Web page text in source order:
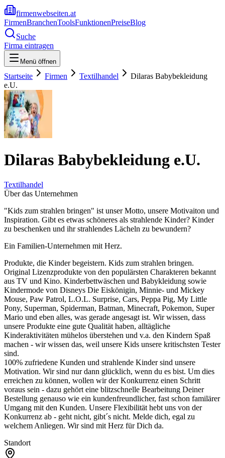
firmenwebseiten.at
FirmenBranchenToolsFunktionenPreiseBlog
Suche
Firma eintragen
Menü öffnen
Startseite Firmen Textilhandel
Dilaras Babybekleidung
e.U.
Dilaras Babybekleidung e.U.
Textilhandel
Über das Unternehmen
"Kids zum strahlen bringen" ist unser Motto, unsere Motivaiton und
Inspiration. Gibt es etwas schöneres als strahlende Kinder? Kinder
zu beschenken und ihr strahlendes Lächeln zu bewundern?
Ein Familien-Unternehmen mit Herz.
Produkte, die Kinder begeistern. Kids zum strahlen bringen.
Original Lizenzprodukte von den populärsten Charakteren bekannt
aus TV und Kino. Kinderbettwäschen und Babykleidung sowie
Kindermode von Disneys Die Eiskönigin, Minnie- und Mickey
Mouse, Paw Patrol, L.O.L. Surprise, Cars, Peppa Pig, My Little
Pony, Superman, Spiderman, Batman, Minecraft, Pokemon, Super
Mario und eben alles, was gerade angesagt ist. Wir wissen, dass
unsere Produkte eine gute Qualität haben, alltägliche
Kinderaktivitäten mühelos überstehen und v.a. den Kindern Spaß
machen - wir wissen das, weil unsere Kids unsere kritischsten Tester
sind.
100% zufriedene Kunden und strahlende Kinder sind unsere
Motivation. Wir sind nur dann glücklich, wenn du es bist. Um dies
erreichen zu können, wollen wir der Konkurrenz einen Schritt
voraus sein - dazu gehört eine blitzschnelle Bearbeitung Deiner
Bestellung genauso wie ein kundenfreundlicher, fast schon familärer
Umgang mit den Kunden. Unsere Flexibilität hebt uns von der
Konkurrenz ab - geht nicht, gibt´s nicht. Melde dich, egal zu
welchem Anliegen. Wir sind mit Herz für Dich da.
Standort